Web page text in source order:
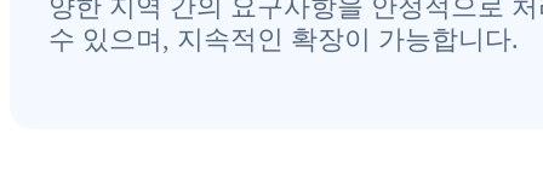
양한 지역 간의 요구사항을 안정적으로
수 있으며, 지속적인 확장이 가능합니다.